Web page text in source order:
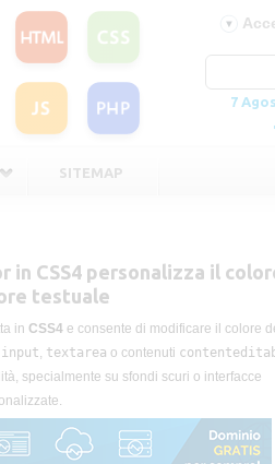
7
SITEMAP
in CSS4 personalizza il
testuale
in CSS4e consente di modificare il colore
input, textarea o contenuti
specialmente su sfondi scuri o interfacce